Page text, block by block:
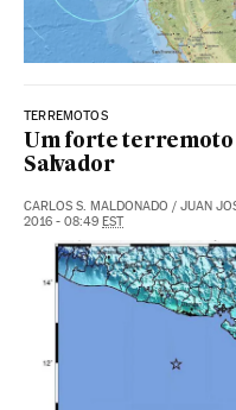
TERREMOTOS
Um forte terremoto
Salvador
CARLOS S. MALDONADO / JUAN
2016 - 08:49 EST